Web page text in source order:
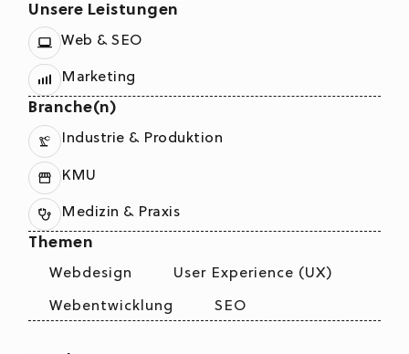
Unsere Leistungen
Web & SEO
Marketing
Branche(n)
Industrie & Produktion
KMU
Medizin & Praxis
Themen
Webdesign
User Experience (UX)
Webentwicklung
SEO